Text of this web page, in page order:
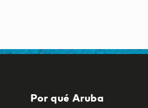
Por qué Aruba